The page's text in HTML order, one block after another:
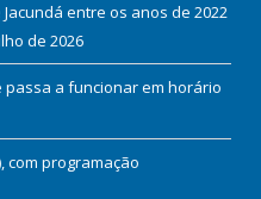
entre os anos de 2022
de 2026
passa a funcionar em horário
com programação